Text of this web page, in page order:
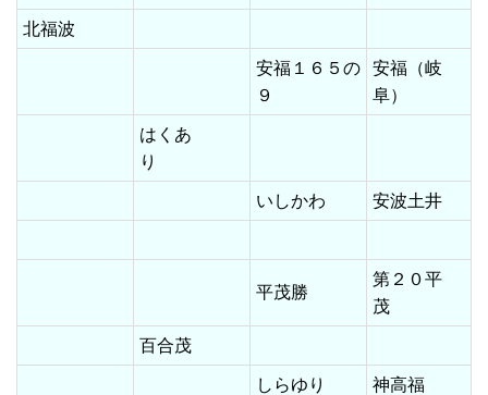
北福波
安福１６５の
９
安福（岐
阜）
はくあ
り
いしかわ 安波土井
平茂勝
第２０平
茂
百合茂
しらゆり 神高福